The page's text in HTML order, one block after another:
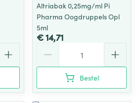
Altriabak 0,25mg/ml Pi
Pharma Oogdruppels Opl
5ml
€ 14,71
Bestel